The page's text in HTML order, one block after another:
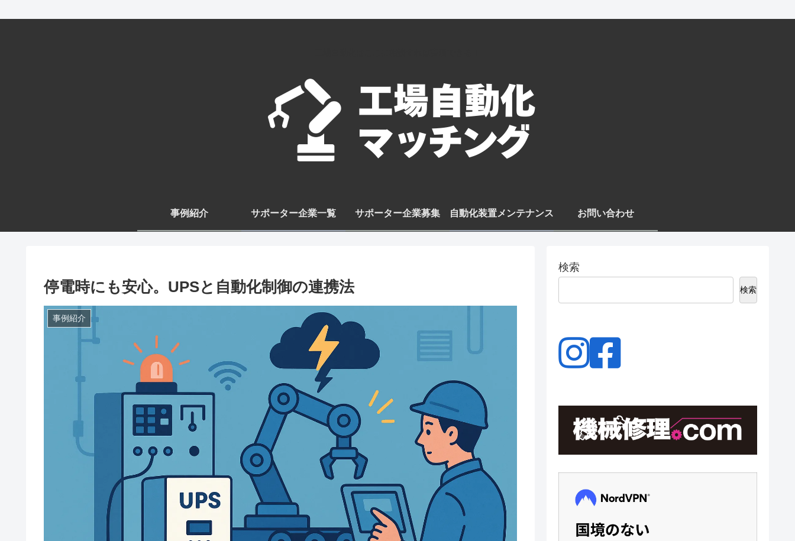
事例紹介 サポーター企業一覧 サポーター企業募集 自動化装置メンテナンス お問い合わせ
停電時にも安心。UPSと自動化制御の連携法
事例紹介
検索
検索